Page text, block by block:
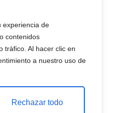
experiencia de
contenidos
tráfico. Al hacer clic en
a nuestro uso de
Rechazar todo
La empresa
Productos
Contacto